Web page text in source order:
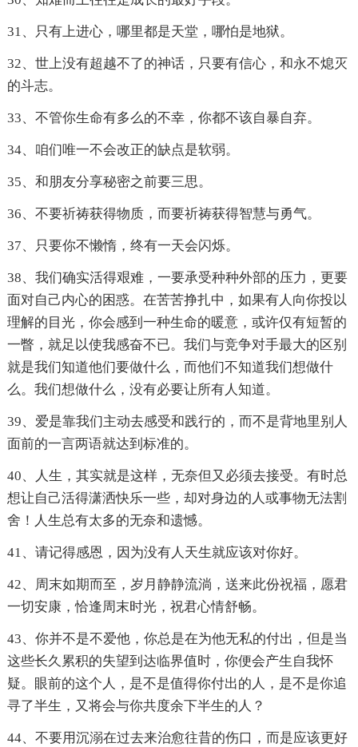
31、只有上进心，哪里都是天堂，哪怕是地狱。
32、世上没有超越不了的神话，只要有信心，和永不熄灭
的斗志。
33、不管你生命有多么的不幸，你都不该自暴自弃。
34、咱们唯一不会改正的缺点是软弱。
35、和朋友分享秘密之前要三思。
36、不要祈祷获得物质，而要祈祷获得智慧与勇气。
37、只要你不懒惰，终有一天会闪烁。
38、我们确实活得艰难，一要承受种种外部的压力，更要
面对自己内心的困惑。在苦苦挣扎中，如果有人向你投以
理解的目光，你会感到一种生命的暖意，或许仅有短暂的
一瞥，就足以使我感奋不已。我们与竞争对手最大的区别
就是我们知道他们要做什么，而他们不知道我们想做什
么。我们想做什么，没有必要让所有人知道。
39、爱是靠我们主动去感受和践行的，而不是背地里别人
面前的一言两语就达到标准的。
40、人生，其实就是这样，无奈但又必须去接受。有时总
想让自己活得潇洒快乐一些，却对身边的人或事物无法割
舍！人生总有太多的无奈和遗憾。
41、请记得感恩，因为没有人天生就应该对你好。
42、周末如期而至，岁月静静流淌，送来此份祝福，愿君
一切安康，恰逢周末时光，祝君心情舒畅。
43、你并不是不爱他，你总是在为他无私的付出，但是当
这些长久累积的失望到达临界值时，你便会产生自我怀
疑。眼前的这个人，是不是值得你付出的人，是不是你追
寻了半生，又将会与你共度余下半生的人？
44、不要用沉溺在过去来治愈往昔的伤口，而是应该更好